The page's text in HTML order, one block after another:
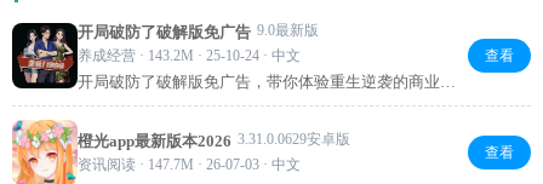
开局破防了破解版免广告 9.0最新版
养成经营 · 143.2M · 25-10-24 · 中文
开局破防了破解版免广告，带你体验重生逆袭的商业传
奇！零售、地产、科技多行业布局，每一步决策都影响
谋，轻松打造你的商业帝国。喜欢文字策略游戏的别错
过！
查看
橙光app最新版本2026 3.31.0.0629安卓版
资讯阅读 · 147.7M · 26-07-03 · 中文
查看